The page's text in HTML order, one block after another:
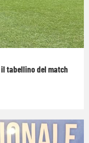
tabellino del match